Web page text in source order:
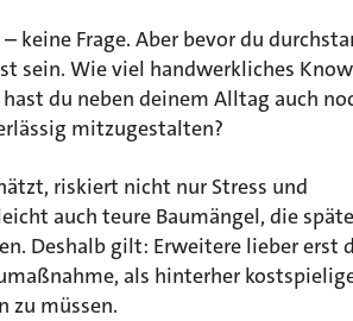
keine Frage. Aber bevor du
sein. Wie viel handwerkliches
du neben deinem Alltag auch
mitzugestalten?
riskiert nicht nur Stress und
auch teure Baumängel, die
Deshalb gilt: Erweitere lieber erst
als hinterher
zu müssen.